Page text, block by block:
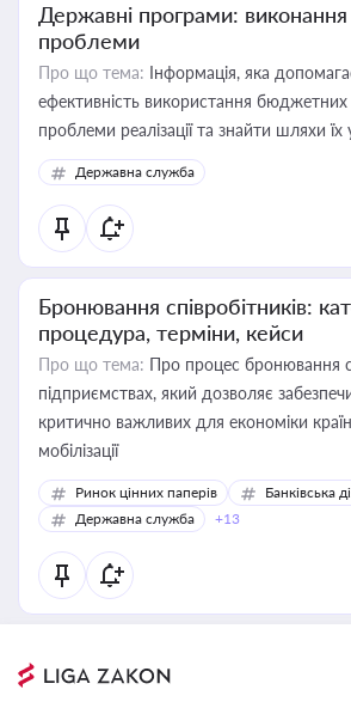
Державні програми: виконання
проблеми
Про що тема: Інформація, яка
ефективність використання бюджетних
проблеми реалізації та знайти шляхи
Державна служба
Бронювання співробітників:
процедура, терміни, кейси
Про що тема: Про процес бронювання
підприємствах, який дозволяє
критично важливих для економіки
мобілізації
Ринок цінних паперів
Банківська
Державна служба
+13